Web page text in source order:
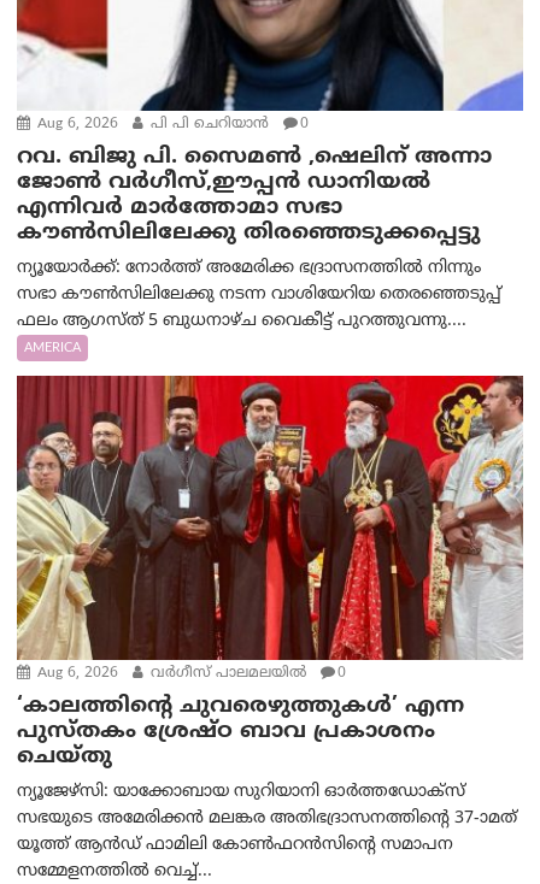
Aug 6, 2026 പി പി ചെറിയാൻ 0
റവ. ബിജു പി. സൈമൺ ,ഷെലിന് അന്നാ
ജോൺ വർഗീസ്,ഈപ്പൻ ഡാനിയൽ
എന്നിവർ മാർത്തോമാ സഭാ
കൗൺസിലിലേക്കു തിരഞ്ഞെടുക്കപ്പെട്ടു
ന്യൂയോർക്ക്: നോർത്ത് അമേരിക്ക ഭദ്രാസനത്തിൽ നിന്നും
സഭാ കൗൺസിലിലേക്കു നടന്ന വാശിയേറിയ തെരഞ്ഞെടുപ്പ്
ഫലം ആഗസ്ത് 5 ബുധനാഴ്ച വൈകീട്ട് പുറത്തുവന്നു....
AMERICA
Aug 6, 2026 വര്‍ഗീസ് പാലമലയില്‍ 0
‘കാലത്തിന്‍റെ ചുവരെഴുത്തുകള്‍’ എന്ന
പുസ്തകം ശ്രേഷ്ഠ ബാവ പ്രകാശനം
ചെയ്തു
ന്യൂജേഴ്സി: യാക്കോബായ സുറിയാനി ഓര്‍ത്തഡോക്സ്
സഭയുടെ അമേരിക്കന്‍ മലങ്കര അതിഭദ്രാസനത്തിന്‍റെ 37-ാമത്
യൂത്ത് ആന്‍ഡ് ഫാമിലി കോണ്‍ഫറന്‍സിന്‍റെ സമാപന
സമ്മേളനത്തില്‍ വെച്ച്...